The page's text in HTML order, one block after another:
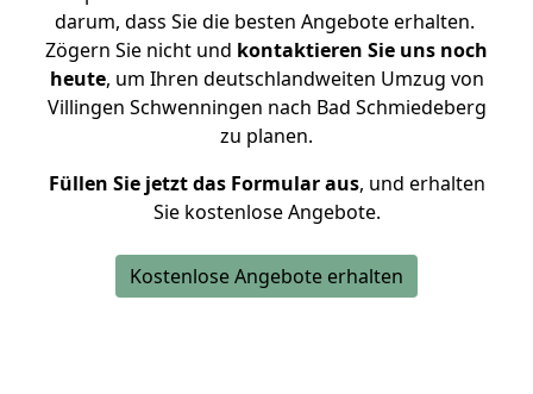
darum, dass Sie die besten Angebote erhalten.
Zögern Sie nicht und kontaktieren Sie uns noch
heute, um Ihren deutschlandweiten Umzug von
Villingen Schwenningen nach Bad Schmiedeberg
zu planen.
Füllen Sie jetzt das Formular aus, und erhalten
Sie kostenlose Angebote.
Kostenlose Angebote erhalten